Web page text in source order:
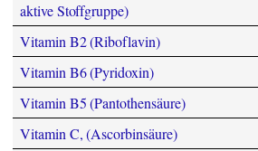
aktive Stoffgruppe)
Vitamin B2 (Riboflavin)
Vitamin B6 (Pyridoxin)
Vitamin B5 (Pantothensäure)
Vitamin C, (Ascorbinsäure)